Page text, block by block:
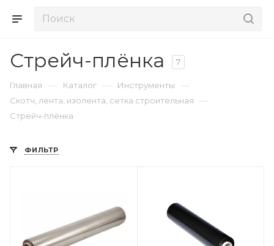
Стрейч-плёнка 7
Главная — Каталог — Инструменты —
Скотч, лента, изолента, сетка строительная —
Стрейч-плёнка
ФИЛЬТР